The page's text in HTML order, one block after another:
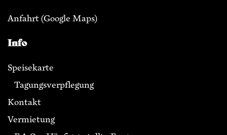
Anfahrt(Google Maps)
Info
Speisekarte
Tagungsverpflegung
Kontakt
Vermietung